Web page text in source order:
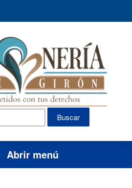
Buscar:
Abrir menú